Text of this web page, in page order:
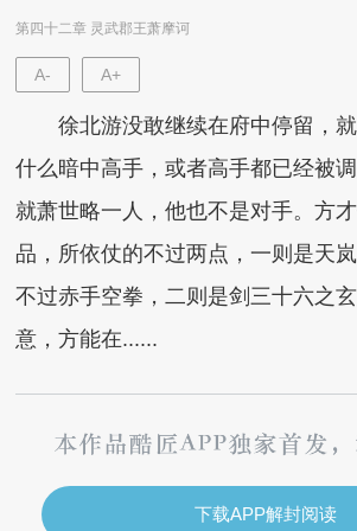
第四十二章 灵武郡王萧摩诃
A- A+
徐北游没敢继续在府中停留，
什么暗中高手，或者高手都已经被
就萧世略一人，他也不是对手。方
品，所依仗的不过两点，一则是天
不过赤手空拳，二则是剑三十六之
意，方能在......
下载APP解封阅读